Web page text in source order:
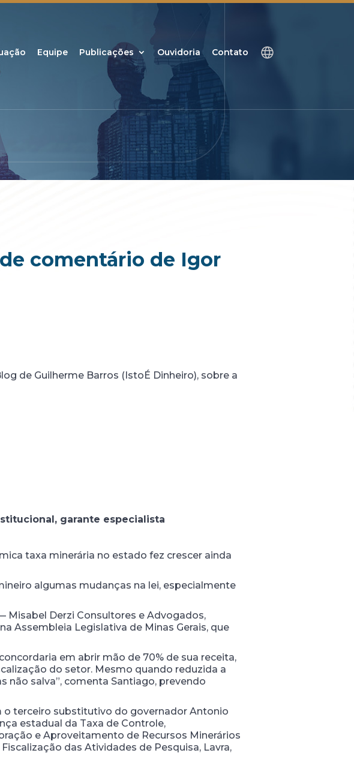
Equipe Publicações Ouvidoria Contato
comentário de Igor
de Guilherme Barros (IstoÉ Dinheiro), sobre a
garante especialista
taxa minerária no estado fez crescer ainda
algumas mudanças na lei, especialmente
Misabel Derzi Consultores e Advogados,
Assembleia Legislativa de Minas Gerais, que
em abrir mão de 70% de sua receita,
do setor. Mesmo quando reduzida a
não salva”, comenta Santiago, prevendo
o terceiro substitutivo do governador Antonio
estadual da Taxa de Controle,
e Aproveitamento de Recursos Minerários
das Atividades de Pesquisa, Lavra,